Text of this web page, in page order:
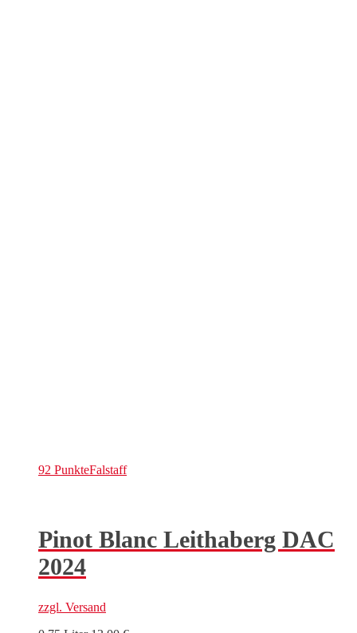
92 PunkteFalstaff
Pinot Blanc Leithaberg DAC
2024
zzgl. Versand